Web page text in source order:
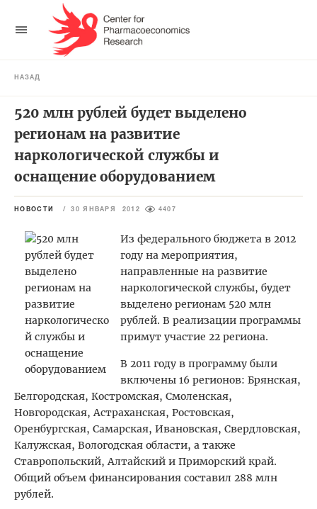
НАЗАД
520 млн рублей будет выделено
регионам на развитие
наркологической службы и
оснащение оборудованием
НОВОСТИ / 30 ЯНВАРЯ 2012 4407
Из федерального бюджета в 2012
году на мероприятия,
направленные на развитие
наркологической службы, будет
выделено регионам 520 млн
рублей. В реализации программы
примут участие 22 региона.
В 2011 году в программу были
включены 16 регионов: Брянская,
Белгородская, Костромская, Смоленская,
Новгородская, Астраханская, Ростовская,
Оренбургская, Самарская, Ивановская, Свердловская,
Калужская, Вологодская области, а также
Ставропольский, Алтайский и Приморский край.
Общий объем финансирования составил 288 млн
рублей.